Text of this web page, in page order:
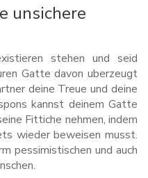
unsichere
stehen und seid
Gatte davon uberzeugt
deine Treue und deine
kannst deinem Gatte
Fittiche nehmen, indem
wieder beweisen musst.
pessimistischen und auch